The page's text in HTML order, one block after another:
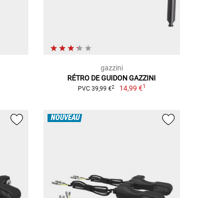
gazzini
RÉTRO DE GUIDON GAZZINI
PVC 39,99 €2 14,99 €1
NOUVEAU